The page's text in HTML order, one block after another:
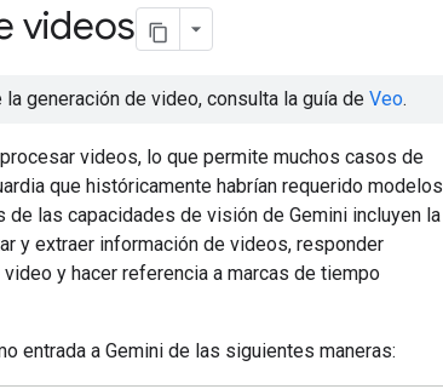
videos
generación de video, consulta la guía de Veo.
videos, lo que permite muchos casos de
que históricamente habrían requerido modelos
las capacidades de visión de Gemini incluyen la
y extraer información de videos, responder
y hacer referencia a marcas de tiempo
entrada a Gemini de las siguientes maneras: